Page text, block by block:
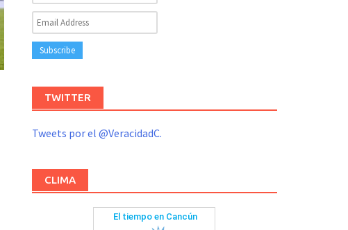
TWITTER
Tweets por el @VeracidadC.
CLIMA